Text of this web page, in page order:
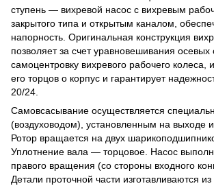
ступень — вихревой насос с вихревым
закрытого типа и открытым каналом,
напорность. Оригинальная конструкция
позволяет за счет уравновешивания осевых
самоцентровку вихревого рабочего колеса,
его торцов о корпус и гарантирует
20/24.
Самовсасывание осуществляется
(воздуховодом), установленным на выходе
Ротор вращается на двух
Уплотнение вала — торцовое. Насос
правого вращения (со стороны входного
Детали проточной части изготавливаются